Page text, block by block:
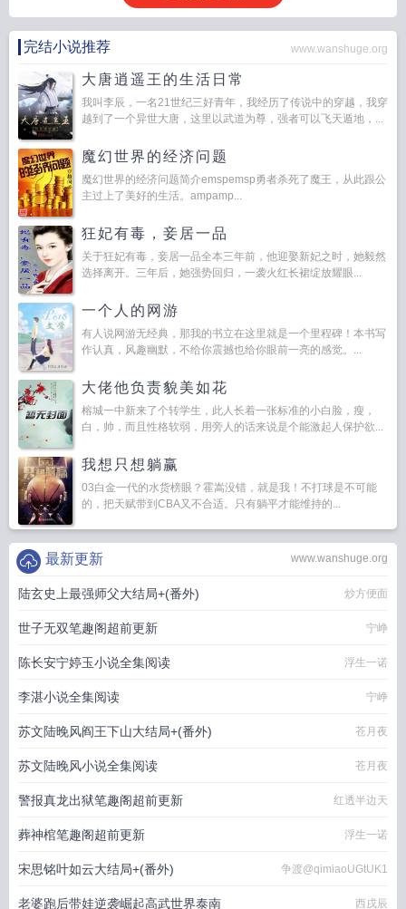
完结小说推荐 www.wanshuge.org
大唐逍遥王的生活日常
我叫李辰，一名21世纪三好青年，我经历了传说中的穿越，我穿
越到了一个异世大唐，这里以武道为尊，强者可以飞天遁地，...
魔幻世界的经济问题
魔幻世界的经济问题简介emspemsp勇者杀死了魔王，从此跟公
主过上了美好的生活。ampamp...
狂妃有毒，妾居一品
关于狂妃有毒，妾居一品全本三年前，他迎娶新妃之时，她毅然
选择离开。三年后，她强势回归，一袭火红长裙绽放耀眼...
一个人的网游
有人说网游无经典，那我的书立在这里就是一个里程碑！本书写
作认真，风趣幽默，不给你震撼也给你眼前一亮的感觉。...
大佬他负责貌美如花
榕城一中新来了个转学生，此人长着一张标准的小白脸，瘦，
白，帅，而且性格软弱，用旁人的话来说是个能激起人保护欲...
我想只想躺赢
03白金一代的水货榜眼？霍嵩没错，就是我！不打球是不可能
的，把天赋带到CBA又不合适。只有躺平才能维持的...
www.wanshuge.org
最新更新
陆玄史上最强师父大结局+(番外) 炒方便面
世子无双笔趣阁超前更新 宁峥
陈长安宁婷玉小说全集阅读 浮生一诺
李湛小说全集阅读 宁峥
苏文陆晚风阎王下山大结局+(番外) 苍月夜
苏文陆晚风小说全集阅读 苍月夜
警报真龙出狱笔趣阁超前更新 红透半边天
葬神棺笔趣阁超前更新 浮生一诺
宋思铭叶如云大结局+(番外) 争渡@qimiaoUGtUK1
老婆跑后带娃逆袭崛起高武世界泰南 西戌辰